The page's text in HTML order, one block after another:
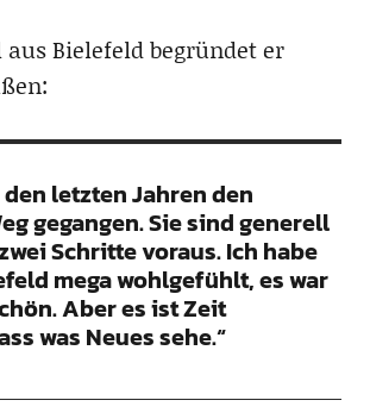
aus Bielefeld begründet er
letzten Jahren den
gegangen. Sie sind generell
Schritte voraus. Ich habe
mega wohlgefühlt, es war
Aber es ist Zeit
was Neues sehe.“